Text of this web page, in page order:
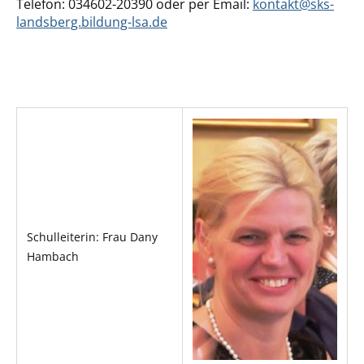
Telefon: 034602-20390 oder per Email: kontakt@sks-
landsberg.bildung-lsa.de
Schulleiterin: Frau Dany
Hambach